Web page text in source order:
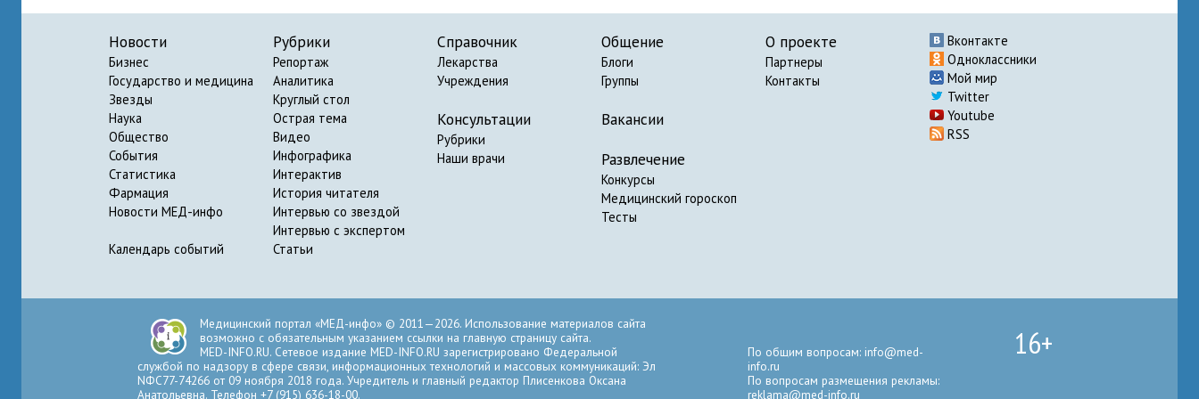
Новости
Бизнес
Государство и медицина
Звезды
Наука
Общество
События
Статистика
Фармация
Новости МЕД-инфо
Календарь событий
Рубрики
Репортаж
Аналитика
Круглый стол
Острая тема
Видео
Инфографика
Интерактив
История читателя
Интервью со звездой
Интервью с экспертом
Статьи
Справочник
Лекарства
Учреждения
Консультации
Рубрики
Наши врачи
Общение
Блоги
Группы
Вакансии
Развлечение
Конкурсы
Медицинский гороскоп
Тесты
О проекте
Партнеры
Контакты
Вконтакте
Одноклассники
Мой мир
Twitter
Youtube
RSS
Медицинский портал «МЕД-инфо» © 2011—2026. Использование материалов сайта
возможно с обязательным указанием ссылки на главную страницу сайта.
MED-INFO.RU. Сетевое издание MED-INFO.RU зарегистрировано Федеральной
службой по надзору в сфере связи, информационных технологий и массовых коммуникаций: Эл
NФС77-74266 от 09 ноября 2018 года. Учредитель и главный редактор Плисенкова Оксана
Анатольевна. Телефон +7 (915) 636-18-00.
По общим вопросам: info@med-
info.ru
По вопросам размещения рекламы:
reklama@med-info.ru
16+